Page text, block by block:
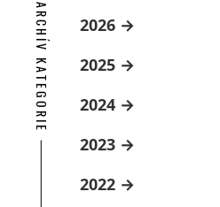
ARCHÍV KATEGORIE 2026
2025
2024
2023
2022